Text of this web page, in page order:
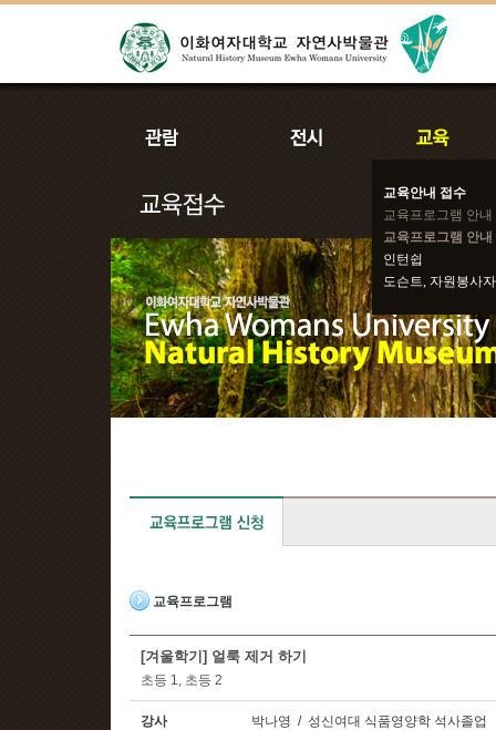
교육안내 접수
교육프로그램 안내
교육프로그램 안내
인턴쉽
도슨트, 자원봉사자
교육프로그램
[겨울학기] 얼룩 제거 하기
초등 1, 초등 2
강사 박나영 / 성신여대 식품영양학 석사졸업